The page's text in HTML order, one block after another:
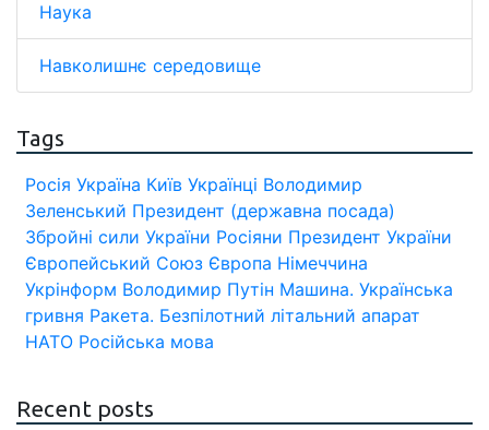
Наука
Навколишнє середовище
Tags
Росія Україна Київ Українці Володимир
Зеленський Президент (державна посада)
Збройні сили України Росіяни Президент України
Європейський Союз Європа Німеччина
Укрінформ Володимир Путін Машина. Українська
гривня Ракета. Безпілотний літальний апарат
НАТО Російська мова
Recent posts